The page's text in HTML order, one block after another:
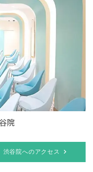
院
渋谷院へのアクセス